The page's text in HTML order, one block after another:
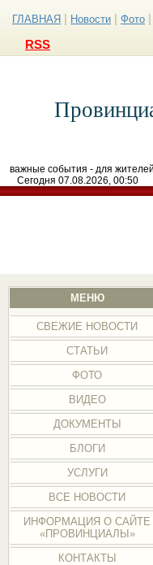
ГЛАВНАЯ Новости Фото
RSS
важные события - для
Сегодня 07.08.2026, 00:50
МЕНЮ
СВЕЖИЕ НОВОСТИ
СТАТЬИ
ФОТО
ВИДЕО
ДОКУМЕНТЫ
БЛОГИ
УСЛУГИ
ВСЕ НОВОСТИ
ИНФОРМАЦИЯ О САЙТЕ
«ПРОВИНЦИАЛЫ»
КОНТАКТЫ